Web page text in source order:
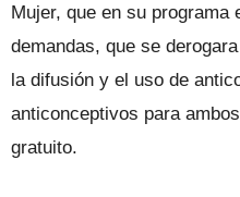
Mujer, que en su programa
demandas, que se
la difusión y el uso de
anticonceptivos para
gratuito.